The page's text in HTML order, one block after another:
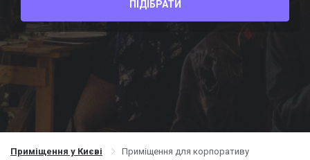
ПІДІБРАТИ
Приміщення у Києві Приміщення для корпоративу